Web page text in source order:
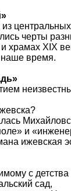
из
черты
храмах XIX
наше время.
и
ижевская
с
сад,